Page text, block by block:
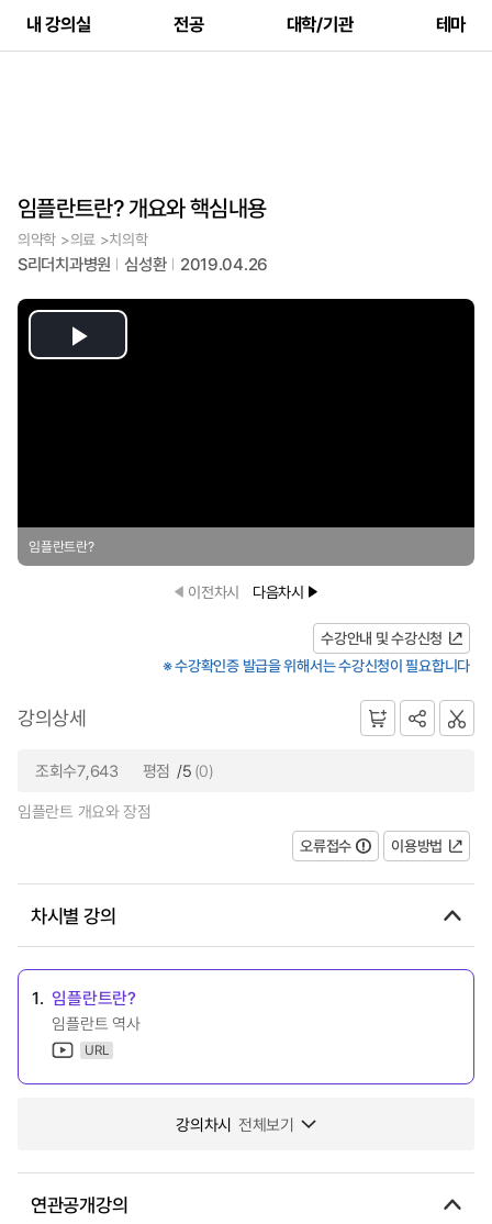
내 강의실 전공 대학/기관 테마
임플란트란? 개요와 핵심내용
의약학 >의료 >치의학
S리더치과병원 심성환 2019.04.26
Play
임플란트란?
이전차시 다음차시
수강안내 및 수강신청
※ 수강확인증 발급을 위해서는 수강신청이 필요합니다
강의상세
조회수7,643 평점 /5 (0)
임플란트 개요와 장점
오류접수
이용방법
차시별 강의
1. 임플란트란?
임플란트 역사
URL
강의차시 전체보기
연관공개강의